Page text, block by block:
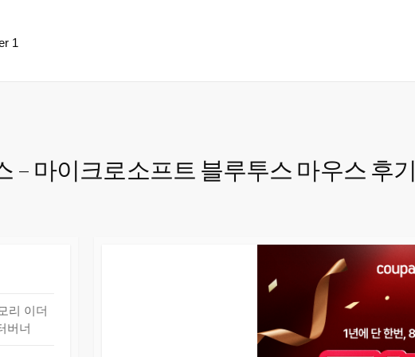
1
– 마이크로소프트 블루투스 마우스 후기
리 이더
버너